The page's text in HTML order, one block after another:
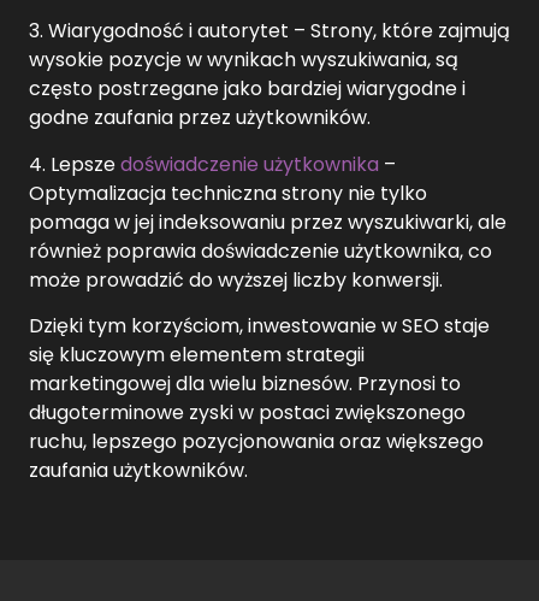
3. Wiarygodność i autorytet – Strony, które zajmują
wysokie pozycje w wynikach wyszukiwania, są
często postrzegane jako bardziej wiarygodne i
godne zaufania przez użytkowników.
4. Lepszedoświadczenie użytkownika –
Optymalizacja techniczna strony nie tylko
pomaga w jej indeksowaniu przez wyszukiwarki, ale
również poprawia doświadczenie użytkownika, co
może prowadzić do wyższej liczby konwersji.
Dzięki tym korzyściom, inwestowanie w SEO staje
się kluczowym elementem strategii
marketingowej dla wielu biznesów. Przynosi to
długoterminowe zyski w postaci zwiększonego
ruchu, lepszego pozycjonowania oraz większego
zaufania użytkowników.